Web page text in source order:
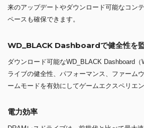
来のアップデートやダウンロード可能なコン
ペースも確保できます。
WD_BLACK Dashboardで健全性を
ダウンロード可能なWD_BLACK Dashboard
ライブの健全性、パフォーマンス、ファーム
ームモードを有効にしてゲームエクスペリエ
電力効率